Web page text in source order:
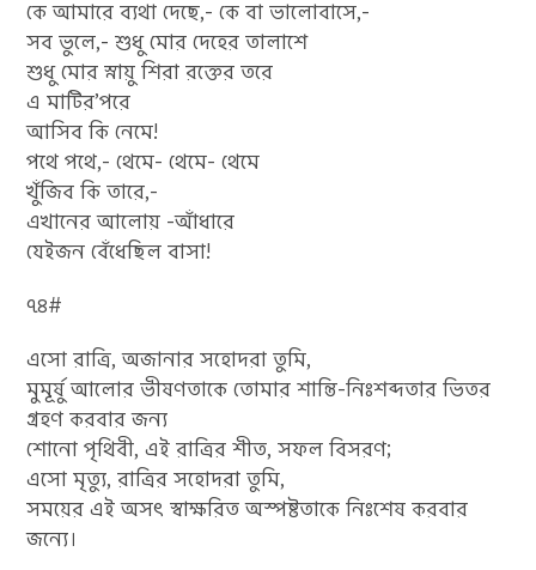
কে আমারে ব্যথা দেছে,- কে বা ভালোবাসে,-
সব ভুলে,- শুধু মোর দেহের তালাশে
শুধু মোর স্নায়ু শিরা রক্তের তরে
এ মাটির’পরে
আসিব কি নেমে!
পথে পথে,- থেমে- থেমে- থেমে
খুঁজিব কি তারে,-
এখানের আলোয় -আঁধারে
যেইজন বেঁধেছিল বাসা!
৭৪#
এসো রাত্রি, অজানার সহোদরা তুমি,
মুমূর্ষু আলোর ভীষণতাকে তোমার শান্তি-নিঃশব্দতার ভিতর
গ্রহণ করবার জন্য
শোনো পৃথিবী, এই রাত্রির শীত, সফল বিসরণ;
এসো মৃত্যু, রাত্রির সহোদরা তুমি,
সময়ের এই অসৎ স্বাক্ষরিত অস্পষ্টতাকে নিঃশেষ করবার
জন্যে।